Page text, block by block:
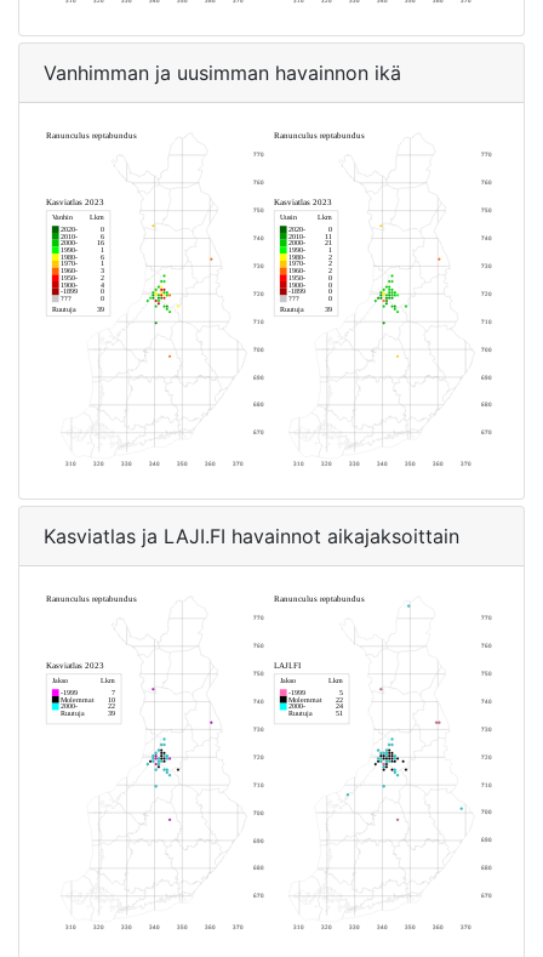
Vanhimman ja uusimman havainnon ikä
Kasviatlas ja LAJI.FI havainnot aikajaksoittain